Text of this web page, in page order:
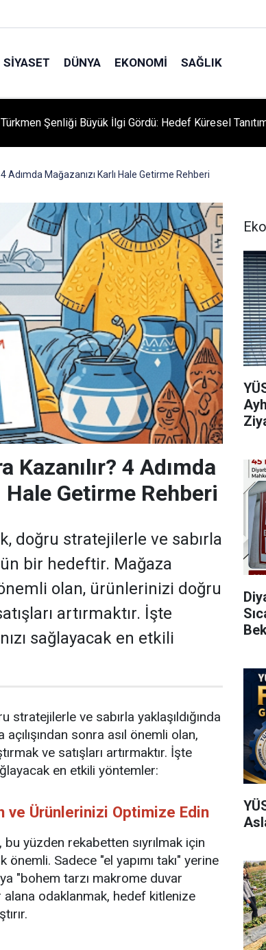
SIYASET DÜNYA EKONOMI SAĞLIK
Türkmen Şenliği Büyük İlgi Gördü: Hedef Küresel
Adımda Mağazanızı Karlı Hale Getirme Rehberi
Kazanılır? 4 Adımda
Hale Getirme Rehberi
doğru stratejilerle ve sabırla
bir hedeftir. Mağaza
önemli olan, ürünlerinizi doğru
artırmaktır. İşte
sağlayacak en etkili
ve sabırla yaklaşıldığında
sonra asıl önemli olan,
ve satışları artırmaktır. İşte
en etkili yöntemler:
ve Ürünlerinizi Optimize Edin
bu yüzden rekabetten sıyrılmak için
önemli. Sadece "el yapımı takı" yerine
"bohem tarzı makrome duvar
odaklanmak, hedef kitlenize